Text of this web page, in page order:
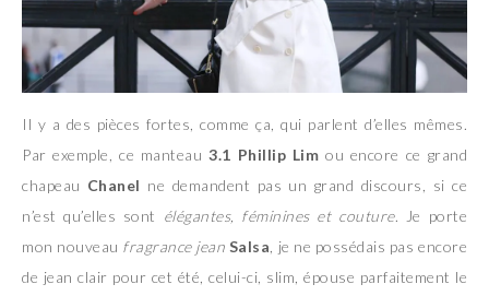
Il y a des pièces fortes, comme ça, qui parlent d’elles mêmes.
Par exemple, ce manteau 3.1 Phillip Lim ou encore ce grand
chapeau Chanel ne demandent pas un grand discours, si ce
n’est qu’elles sont élégantes, féminines et couture. Je porte
mon nouveau fragrance jean Salsa , je ne possédais pas encore
de jean clair pour cet été, celui-ci, slim, épouse parfaitement le